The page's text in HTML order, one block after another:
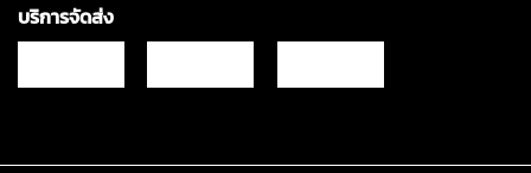
บริการจัดส่ง